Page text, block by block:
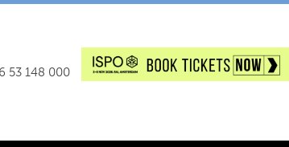
53 148 000